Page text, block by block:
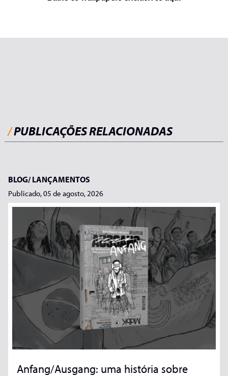
/PUBLICAÇÕES RELACIONADAS
BLOG/LANÇAMENTOS
Publicado, 05 de agosto, 2026
Anfang/Ausgang: uma história sobre